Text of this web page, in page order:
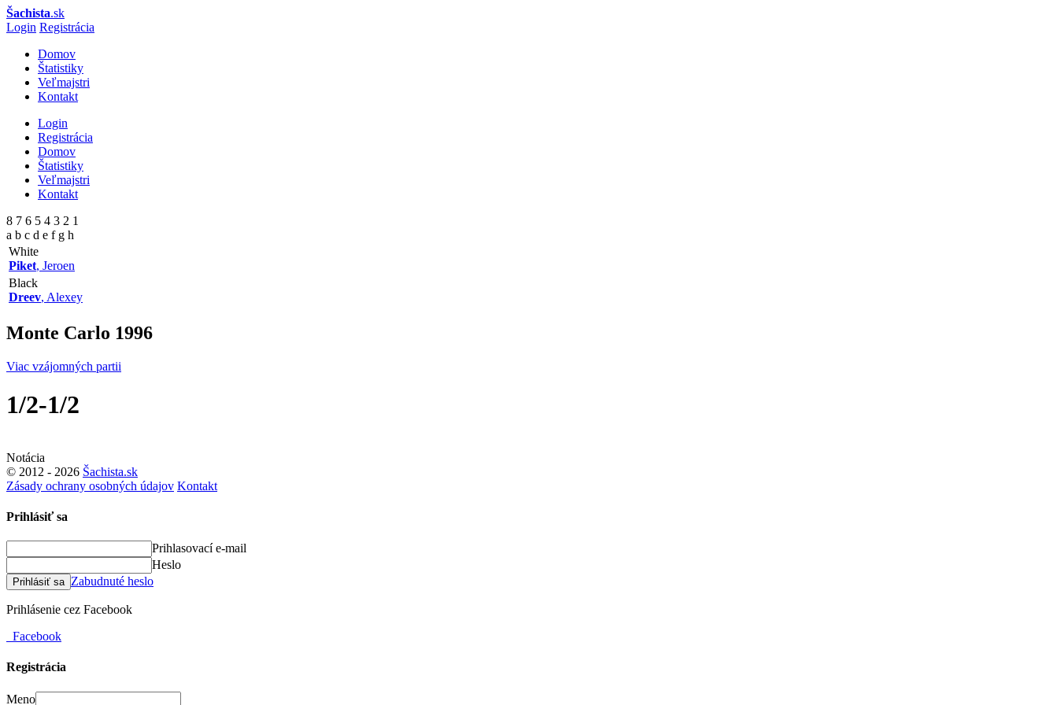
Šachista.sk
Login Registrácia
Domov
Štatistiky
Veľmajstri
Kontakt
Login
Registrácia
Domov
Štatistiky
Veľmajstri
Kontakt
8 7 6 5 4 3 2 1
a b c d e f g h
White
Piket, Jeroen
Black
Dreev, Alexey
Monte Carlo 1996
Viac vzájomných partii
1/2-1/2
Notácia
© 2012 - 2026 Šachista.sk
Zásady ochrany osobných údajov Kontakt
Prihlásiť sa
Prihlasovací e-mail
Heslo
Prihlásiť sa Zabudnuté heslo
Prihlásenie cez Facebook
Facebook
Registrácia
Meno